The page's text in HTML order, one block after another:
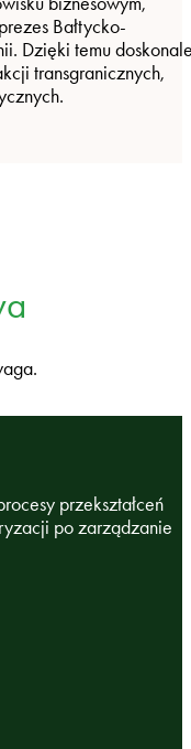
Bałtycko-
Dzięki temu
transgranicznych,
przekształceń
po zarządzanie